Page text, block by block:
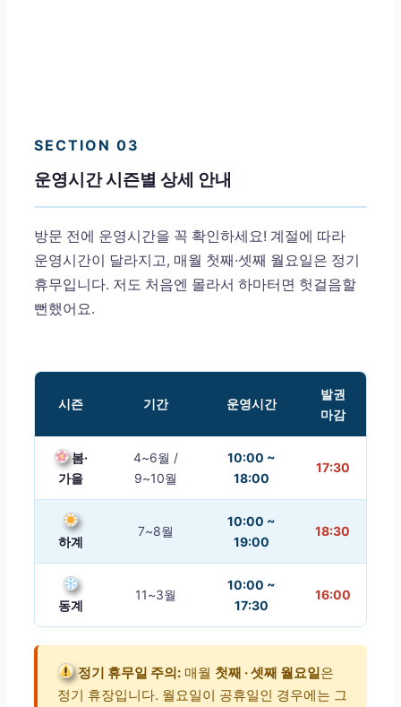
SECTION 03
운영시간 시즌별 상세 안내
방문 전에 운영시간을 꼭 확인하세요! 계절에 따라
운영시간이 달라지고, 매월 첫째·셋째 월요일은 정기
휴무입니다. 저도 처음엔 몰라서 하마터면 헛걸음할
뻔했어요.
시즌 기간 운영시간
발권
마감
봄·
가을
4~6월 /
9~10월
10:00 ~
18:00
17:30
하계
7~8월
10:00 ~
19:00
18:30
동계
11~3월
10:00 ~
17:30
16:00
정기 휴무일 주의: 매월 첫째 · 셋째 월요일은
정기 휴장입니다. 월요일이 공휴일인 경우에는 그